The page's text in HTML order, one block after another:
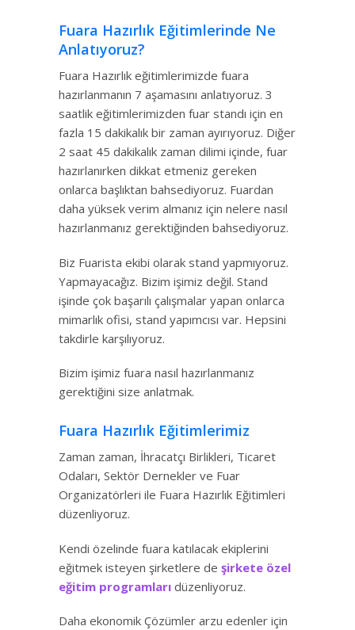
Fuara Hazırlık Eğitimlerinde Ne
Anlatıyoruz?
Fuara Hazırlık eğitimlerimizde fuara
hazırlanmanın 7 aşamasını anlatıyoruz. 3
saatlik eğitimlerimizden fuar standı için en
fazla 15 dakikalık bir zaman ayırıyoruz. Diğer
2 saat 45 dakikalık zaman dilimi içinde, fuar
hazırlanırken dikkat etmeniz gereken
onlarca başlıktan bahsediyoruz. Fuardan
daha yüksek verim almanız için nelere nasıl
hazırlanmanız gerektiğinden bahsediyoruz.
Biz Fuarista ekibi olarak stand yapmıyoruz.
Yapmayacağız. Bizim işimiz değil. Stand
işinde çok başarılı çalışmalar yapan onlarca
mimarlık ofisi, stand yapımcısı var. Hepsini
takdirle karşılıyoruz.
Bizim işimiz fuara nasıl hazırlanmanız
gerektiğini size anlatmak.
Fuara Hazırlık Eğitimlerimiz
Zaman zaman, İhracatçı Birlikleri, Ticaret
Odaları, Sektör Dernekler ve Fuar
Organizatörleri ile Fuara Hazırlık Eğitimleri
düzenliyoruz.
Kendi özelinde fuara katılacak ekiplerini
eğitmek isteyen şirketlere de şirkete özel
eğitim programları düzenliyoruz.
Daha ekonomik Çözümler arzu edenler için